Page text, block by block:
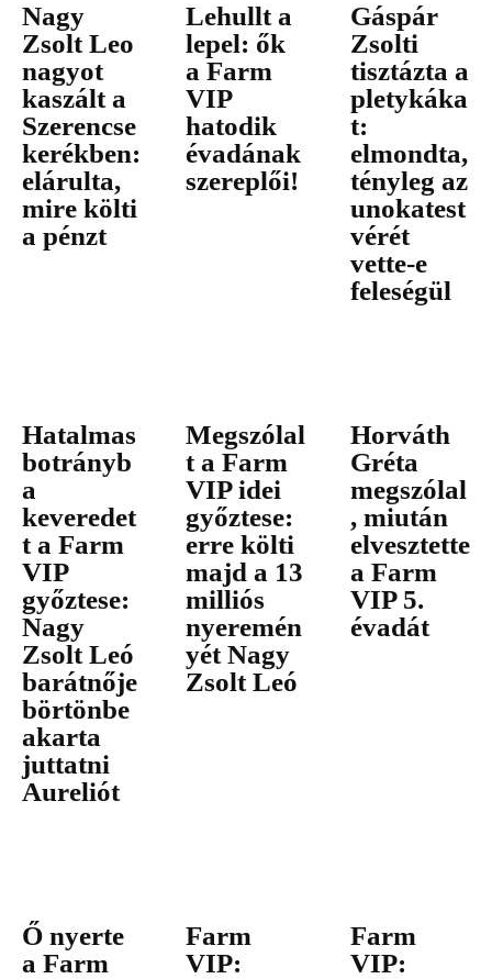
Nagy
Zsolt Leo
nagyot
kaszált a
Szerencse
kerékben:
elárulta,
mire költi
a pénzt
Lehullt a
lepel: ők
a Farm
VIP
hatodik
évadának
szereplői!
Gáspár
Zsolti
tisztázta a
pletykáka
t:
elmondta,
tényleg az
unokatest
vérét
vette-e
feleségül
Hatalmas
botrányb
a
keveredet
t a Farm
VIP
győztese:
Nagy
Zsolt Leó
barátnője
börtönbe
akarta
juttatni
Aureliót
Megszólal
t a Farm
VIP idei
győztese:
erre költi
majd a 13
milliós
nyeremén
yét Nagy
Zsolt Leó
Horváth
Gréta
megszólal
, miután
elvesztette
a Farm
VIP 5.
évadát
Ő nyerte
a Farm
Farm
VIP:
Farm
VIP: